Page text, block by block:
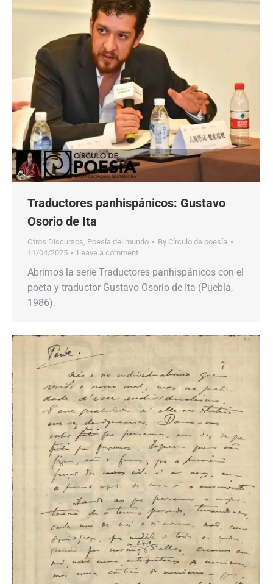
Traductores panhispánicos: Gustavo
Osorio de Ita
Otros Discursos, Poesía del mundo By Círculo de poesía
11/04/2025
Leave a comment
Abrimos la serie Traductores panhispánicos con el
poeta y traductor Gustavo Osorio de Ita (Puebla,
1986).